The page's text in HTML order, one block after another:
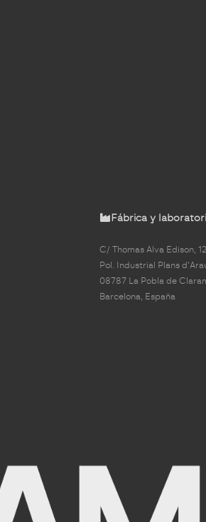
Fábrica y
C/ Thomas Alva Edison,
Pol. Industrial Plans
08787 La Pobla de
Barcelona, España